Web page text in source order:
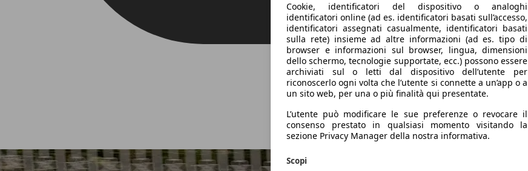
Cookie, identificatori del dispositivo o analoghi
identificatori online (ad es. identificatori basati sull’accesso,
identificatori assegnati casualmente, identificatori basati
sulla rete) insieme ad altre informazioni (ad es. tipo di
browser e informazioni sul browser, lingua, dimensioni
dello schermo, tecnologie supportate, ecc.) possono essere
archiviati sul o letti dal dispositivo dell’utente per
riconoscerlo ogni volta che l’utente si connette a un’app o a
un sito web, per una o più finalità qui presentate.
L’utente può modificare le sue preferenze o revocare il
consenso prestato in qualsiasi momento visitando la
sezione Privacy Manager della nostra informativa.
Scopi